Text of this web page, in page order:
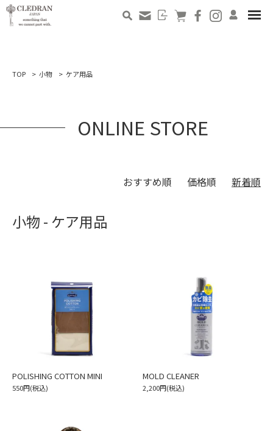
TOP 小物 ケア用品
ONLINE STORE
おすすめ順 価格順 新着順
小物 - ケア用品
POLISHING COTTON MINI
550円(税込)
MOLD CLEANER
2,200円(税込)